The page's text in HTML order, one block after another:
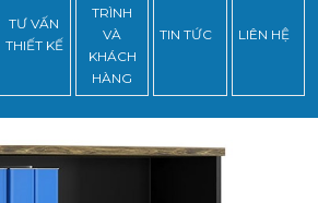
TƯ VẤN
THIẾT KẾ
TRÌNH
VÀ
KHÁCH
HÀNG
TIN TỨC LIÊN HỆ